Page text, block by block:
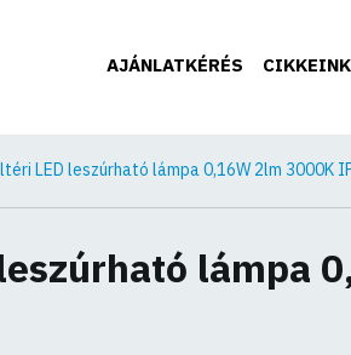
AJÁNLATKÉRÉS CIKKEINK
LED leszúrható lámpa 0,16W 2lm 3000K
lámpa